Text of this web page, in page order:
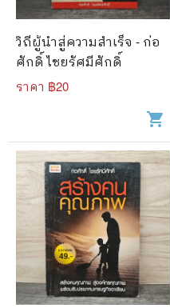
วิถีผู้นำสู่ความสำเร็จ - ก่อ
ศักดิ์ ไชยรัศมีศักดิ์
ราคา ฿20
shopping_cart